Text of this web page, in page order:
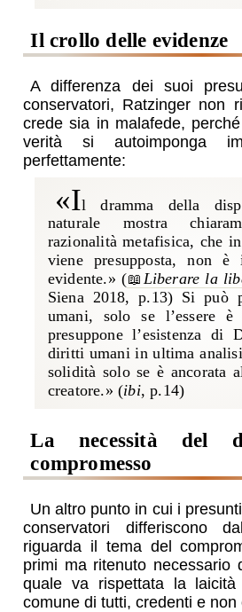
il crollo delle evidenze
A differenza dei suoi
conservatori, Ratzinger non
crede sia in malafede,
verità si autoimponga
perfettamente:
«il dramma della
naturale mostra
razionalità metafisica, che
viene presupposta, non è
evidente.» (
Liberare la
Siena 2018, p.13) Si può
umani, solo se l’essere
presuppone l’esistenza di
diritti umani in ultima analisi
solidità solo se è ancorata
creatore.» (ibi, p.14)
la necessità del dialogo e del
compromesso
Un altro punto in cui i
conservatori differiscono
riguarda il tema del
primi ma ritenuto necessario
quale va rispettata la
comune di tutti, credenti e non